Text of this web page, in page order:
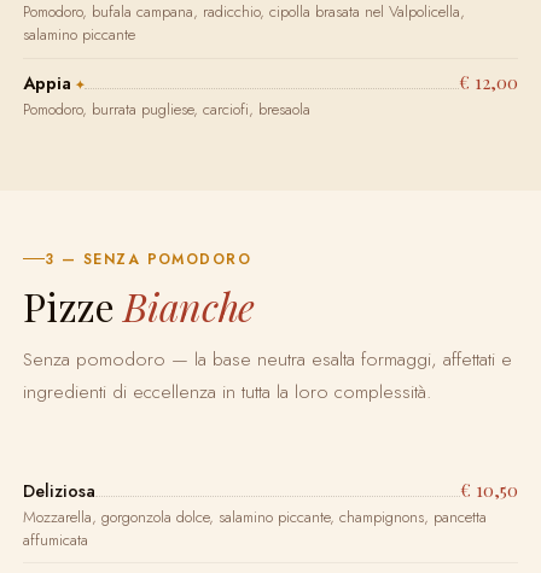
Pomodoro, bufala campana, radicchio, cipolla brasata nel Valpolicella,
salamino piccante
Appia € 12,00
Pomodoro, burrata pugliese, carciofi, bresaola
3 — SENZA POMODORO
Pizze Bianche
Senza pomodoro — la base neutra esalta formaggi, affettati e
ingredienti di eccellenza in tutta la loro complessità.
Deliziosa € 10,50
Mozzarella, gorgonzola dolce, salamino piccante, champignons, pancetta
affumicata